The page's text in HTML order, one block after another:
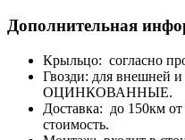
Дополнительная
Крыльцо: согласно
Гвозди: для внешней
ОЦИНКОВАННЫЕ.
Доставка: до 150км
стоимость.